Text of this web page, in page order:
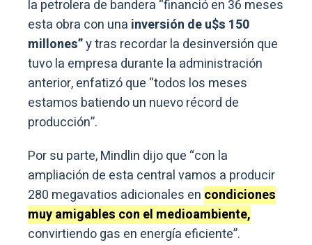
la petrolera de bandera “financió en 36 meses
esta obra con una inversión de u$s 150
millones”y tras recordar la desinversión que
tuvo la empresa durante la administración
anterior, enfatizó que “todos los meses
estamos batiendo un nuevo récord de
producción”.
Por su parte, Mindlin dijo que “con la
ampliación de esta central vamos a producir
280 megavatios adicionales en condiciones
muy amigables con el medioambiente,
convirtiendo gas en energía eficiente”.